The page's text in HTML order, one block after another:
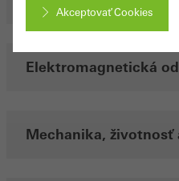
Elektromagnetická
Mechanika, životnosť
Akceptovať Cookies
Prerušiť
Povinné (základné, funkčné)